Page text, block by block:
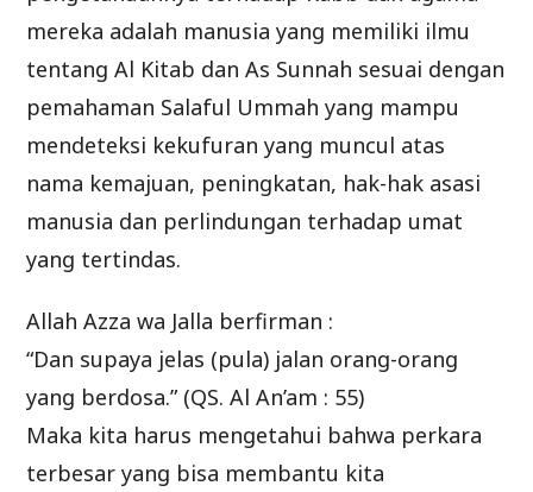
mereka adalah manusia yang memiliki ilmu
tentang Al Kitab dan As Sunnah sesuai dengan
pemahaman Salaful Ummah yang mampu
mendeteksi kekufuran yang muncul atas
nama kemajuan, peningkatan, hak-hak asasi
manusia dan perlindungan terhadap umat
yang tertindas.
Allah Azza wa Jalla berfirman :
“Dan supaya jelas (pula) jalan orang-orang
yang berdosa.” (QS. Al An’am : 55)
Maka kita harus mengetahui bahwa perkara
terbesar yang bisa membantu kita